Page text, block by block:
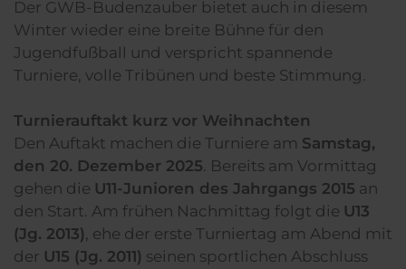
Der GWB-Budenzauber bietet auch in diesem
Winter wieder eine breite Bühne für den
Jugendfußball und verspricht spannende
Turniere, volle Tribünen und beste Stimmung.
Turnierauftakt kurz vor Weihnachten
Den Auftakt machen die Turniere am Samstag,
den 20. Dezember 2025. Bereits am Vormittag
gehen die U11-Junioren des Jahrgangs 2015 an
den Start. Am frühen Nachmittag folgt die U13
(Jg. 2013), ehe der erste Turniertag am Abend mit
der U15 (Jg. 2011) seinen sportlichen Abschluss